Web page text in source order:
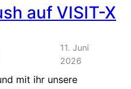
auf VISIT-X
11. Juni
2026
mit ihr unsere